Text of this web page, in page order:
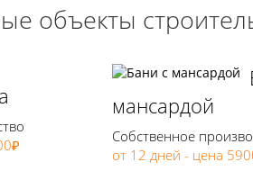
объекты
мансардой
Собственное
от 12 дней - цена